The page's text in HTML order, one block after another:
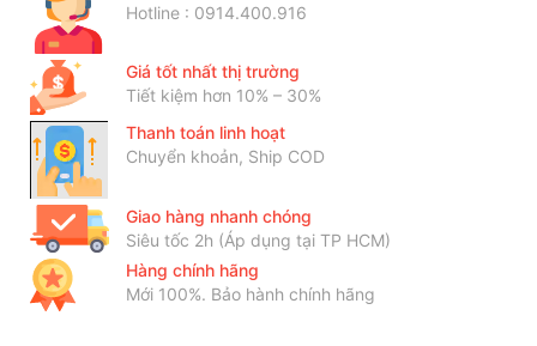
Hotline : 0914.400.916
Giá tốt nhất thị trường
Tiết kiệm hơn 10% – 30%
Thanh toán linh hoạt
Chuyển khoản, Ship COD
Giao hàng nhanh chóng
Siêu tốc 2h (Áp dụng tại TP HCM)
Hàng chính hãng
Mới 100%. Bảo hành chính hãng